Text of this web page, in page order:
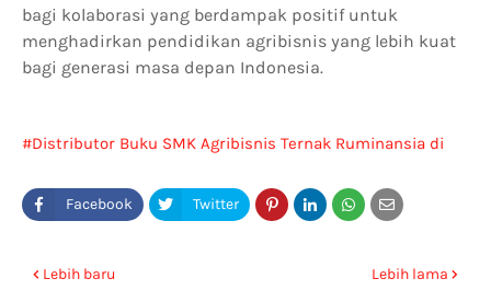
bagi kolaborasi yang berdampak positif untuk
menghadirkan pendidikan agribisnis yang lebih kuat
bagi generasi masa depan Indonesia.
Distributor Buku SMK Agribisnis Ternak Ruminansia di
Lebih baru Lebih lama